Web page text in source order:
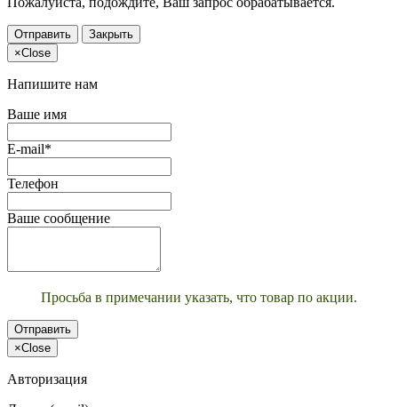
Отправить
Закрыть
×Close
Напишите нам
Ваше имя
E-mail*
Телефон
Ваше сообщение
Просьба в примечании указать, что товар по акции.
Отправить
×Close
Авторизация